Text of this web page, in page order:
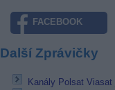
FACEBOOK
Další Zprávičky
Kanály Polsat